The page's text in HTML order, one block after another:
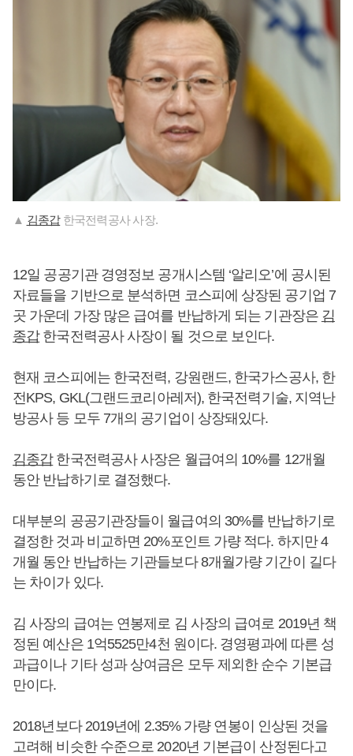
▲ 김종갑한국전력공사 사장.
12일 공공기관 경영정보 공개시스템 ‘알리오’에 공시된
자료들을 기반으로 분석하면 코스피에 상장된 공기업 7
곳 가운데 가장 많은 급여를 반납하게 되는 기관장은 김
종갑한국전력공사 사장이 될 것으로 보인다.
현재 코스피에는 한국전력, 강원랜드, 한국가스공사, 한
전KPS, GKL(그랜드코리아레저), 한국전력기술, 지역난
방공사 등 모두 7개의 공기업이 상장돼있다.
김종갑한국전력공사 사장은 월급여의 10%를 12개월
동안 반납하기로 결정했다.
대부분의 공공기관장들이 월급여의 30%를 반납하기로
결정한 것과 비교하면 20%포인트 가량 적다. 하지만 4
개월 동안 반납하는 기관들보다 8개월가량 기간이 길다
는 차이가 있다.
김 사장의 급여는 연봉제로 김 사장의 급여로 2019년 책
정된 예산은 1억5525만4천 원이다. 경영평과에 따른 성
과급이나 기타 성과 상여금은 모두 제외한 순수 기본급
만이다.
2018년보다 2019년에 2.35% 가량 연봉이 인상된 것을
고려해 비슷한 수준으로 2020년 기본급이 산정된다고